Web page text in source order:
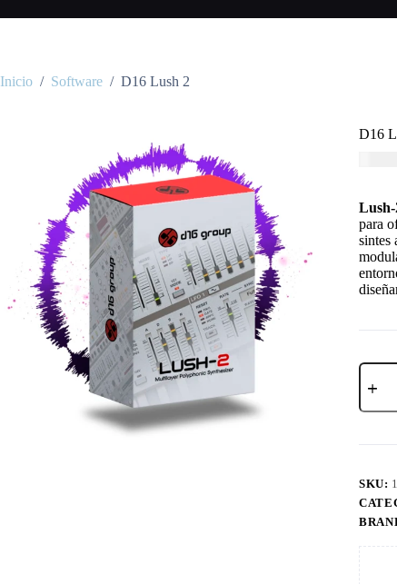
Inicio / Software / D16 Lush 2
D16
Lush-
para
sintes
SKU: